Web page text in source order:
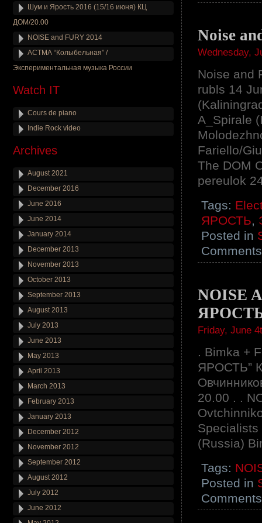
Noise
Wednesday,
Noise and
rubls 14
A_Spirale
Fariello/
The DOM
pereulok
Tags:
ЯРОСТЬ,
Posted in
NOISE
Friday, June
. Bimka +
ЯРОСТЬ”
20.00 . .
Specialists
(Russia)
Tags:
Posted in
Шум и Ярость 2016 (15/16 июня) КЦ
ДОМ/20.00
NOISE and FURY 2014
АСТМА “Колыбельная” /
Экспериментальная музыка России
Watch IT
Cours de piano
Indie Rock video
Archives
August 2021
December 2016
June 2016
June 2014
January 2014
December 2013
November 2013
October 2013
September 2013
August 2013
July 2013
June 2013
May 2013
April 2013
March 2013
February 2013
January 2013
December 2012
November 2012
September 2012
August 2012
July 2012
June 2012